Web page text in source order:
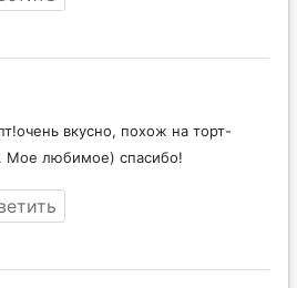
вкусно, похож на торт-
Мое любимое) спасибо!